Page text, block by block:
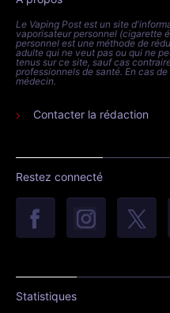
Le Vaping Post est un site
vaporisateur personnel (cigarette
personnel est une méthode de
adulte qui ne veut pas ou qui ne
tenus sur ce site, sauf cas
professionnels de santé. En cas
médecin.
Contacter la rédaction
Restez connecté
Statistiques